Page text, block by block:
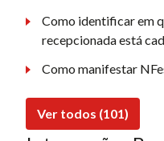
Como identificar em
recepcionada está
Como manifestar
Ver todos (101)